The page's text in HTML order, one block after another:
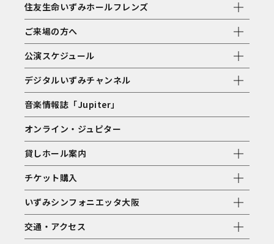
住友生命いずみホールフレンズ
ご来場の方へ
公演スケジュール
デジタルいずみチャンネル
音楽情報誌「Jupiter」
オンライン・ジュピター
貸しホール案内
チケット購入
いずみシンフォニエッタ大阪
交通・アクセス